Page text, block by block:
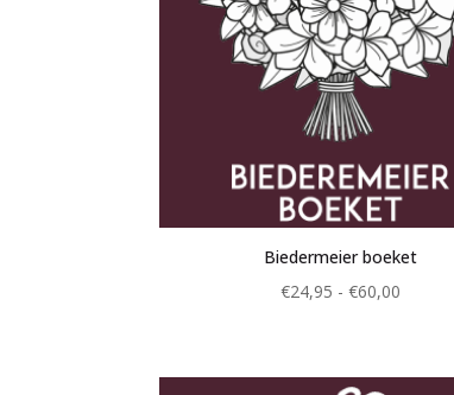
Biedermeier boeket
€24,95 - €60,00
€60,00